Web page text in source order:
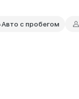
Авто с пробегом